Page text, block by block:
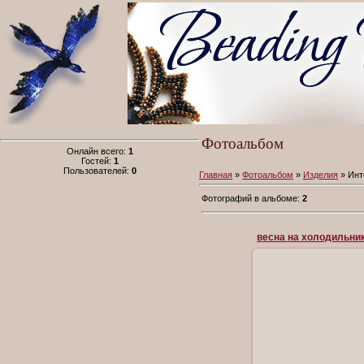
Онлайн всего: 1
Гостей: 1
Пользователей: 0
Фотоальбом
Главная » Фотоальбом » Изделия »
Фотографий в альбоме: 2
весна на